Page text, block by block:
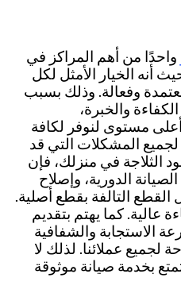
واحدًا من أهم المراكز في
أنه الخيار الأمثل لكل
وفعالة. وذلك بسبب
والخبرة،
مستوى لنوفر لكافة
لجميع المشكلات التي قد
الثلاجة في منزلك، فإن
الدورية، وإصلاح
القطع التالفة بقطع أصلية.
عالية. كما يهتم بتقديم
الاستجابة والشفافية
لجميع عملائنا. لذلك لا
بخدمة صيانة موثوقة